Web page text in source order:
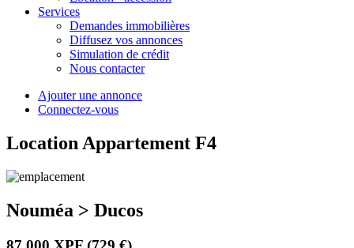
Services
Demandes immobilières
Diffusez vos annonces
Simulation de crédit
Nous contacter
Ajouter une annonce
Connectez-vous
Location Appartement F4
Nouméa > Ducos